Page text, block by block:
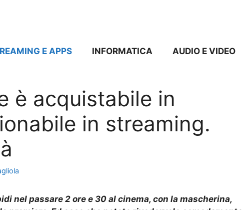
E APPS INFORMATICA AUDIO E VIDEO
è acquistabile in
in streaming.
nel passare 2 ore e 30 al cinema, con la mascherina,